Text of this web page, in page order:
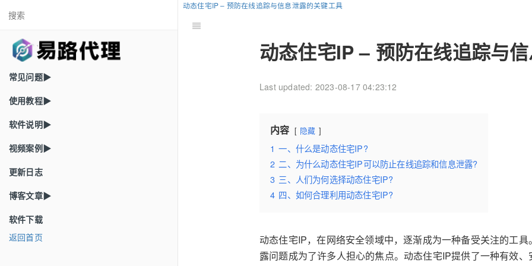
常见问题▶
使用教程▶
软件说明▶
视频案例▶
更新日志
博客文章▶
软件下载
返回首页
动态住宅IP – 预防在线追踪与信息泄露的关键工具
动态住宅IP – 预防在线追踪与
Last updated: 2023-08-17 04:23:12
内容 隐藏
1 一、什么是动态住宅IP?
2 二、为什么动态住宅IP可以防止在线追踪和信息泄露?
3 三、人们为何选择动态住宅IP?
4 四、如何合理利用动态住宅IP?
动态住宅IP，在网络安全领域中，逐渐成为一种备受关注的工
露问题成为了许多人担心的焦点。动态住宅IP提供了一种有效